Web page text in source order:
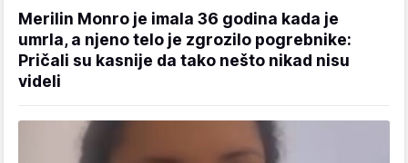
Merilin Monro je imala 36 godina kada je
umrla, a njeno telo je zgrozilo pogrebnike:
Pričali su kasnije da tako nešto nikad nisu
videli